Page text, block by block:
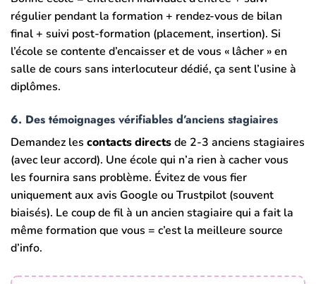
régulier pendant la formation + rendez-vous de bilan
final + suivi post-formation (placement, insertion). Si
l’école se contente d’encaisser et de vous « lâcher » en
salle de cours sans interlocuteur dédié, ça sent l’usine à
diplômes.
6. Des témoignages vérifiables d’anciens stagiaires
Demandez les contacts directsde 2-3 anciens stagiaires
(avec leur accord). Une école qui n’a rien à cacher vous
les fournira sans problème. Évitez de vous fier
uniquement aux avis Google ou Trustpilot (souvent
biaisés). Le coup de fil à un ancien stagiaire qui a fait la
même formation que vous = c’est la meilleure source
d’info.